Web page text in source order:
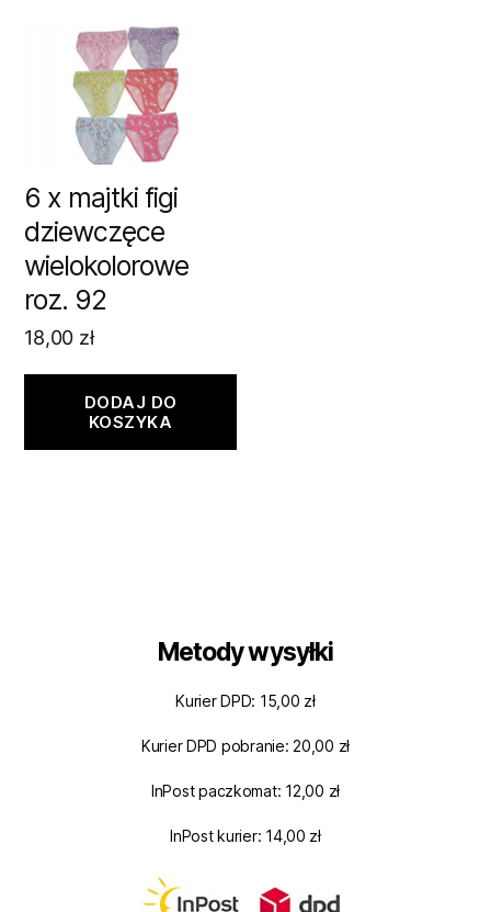
6 x majtki figi
dziewczęce
wielokolorowe
roz. 92
18,00 zł
DODAJ DO
KOSZYKA
Metody wysyłki
Kurier DPD: 15,00 zł
Kurier DPD pobranie: 20,00 zł
InPost paczkomat: 12,00 zł
InPost kurier: 14,00 zł